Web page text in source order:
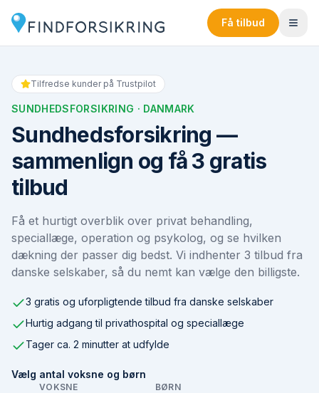
Få tilbud
Tilfredse kunder på Trustpilot
SUNDHEDSFORSIKRING · DANMARK
Sundhedsforsikring —
sammenlign og få 3 gratis
tilbud
Få et hurtigt overblik over privat behandling,
speciallæge, operation og psykolog, og se hvilken
dækning der passer dig bedst. Vi indhenter 3 tilbud fra
danske selskaber, så du nemt kan vælge den billigste.
3 gratis og uforpligtende tilbud fra danske selskaber
Hurtig adgang til privathospital og speciallæge
Tager ca. 2 minutter at udfylde
Vælg antal voksne og børn
VOKSNE BØRN